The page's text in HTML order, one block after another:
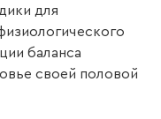
для
баланса
своей половой